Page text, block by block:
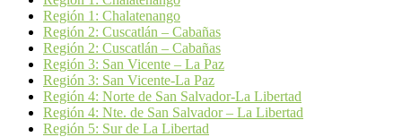
Región 1: Chalatenango
Región 2: Cuscatlán – Cabañas
Región 2: Cuscatlán – Cabañas
Región 3: San Vicente – La Paz
Región 3: San Vicente-La Paz
Región 4: Norte de San Salvador-La Libertad
Región 4: Nte. de San Salvador – La Libertad
Región 5: Sur de La Libertad